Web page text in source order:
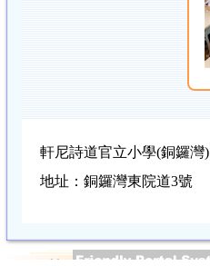
軒尼詩道官立小學(銅鑼灣)
地址：銅鑼灣東院道3號